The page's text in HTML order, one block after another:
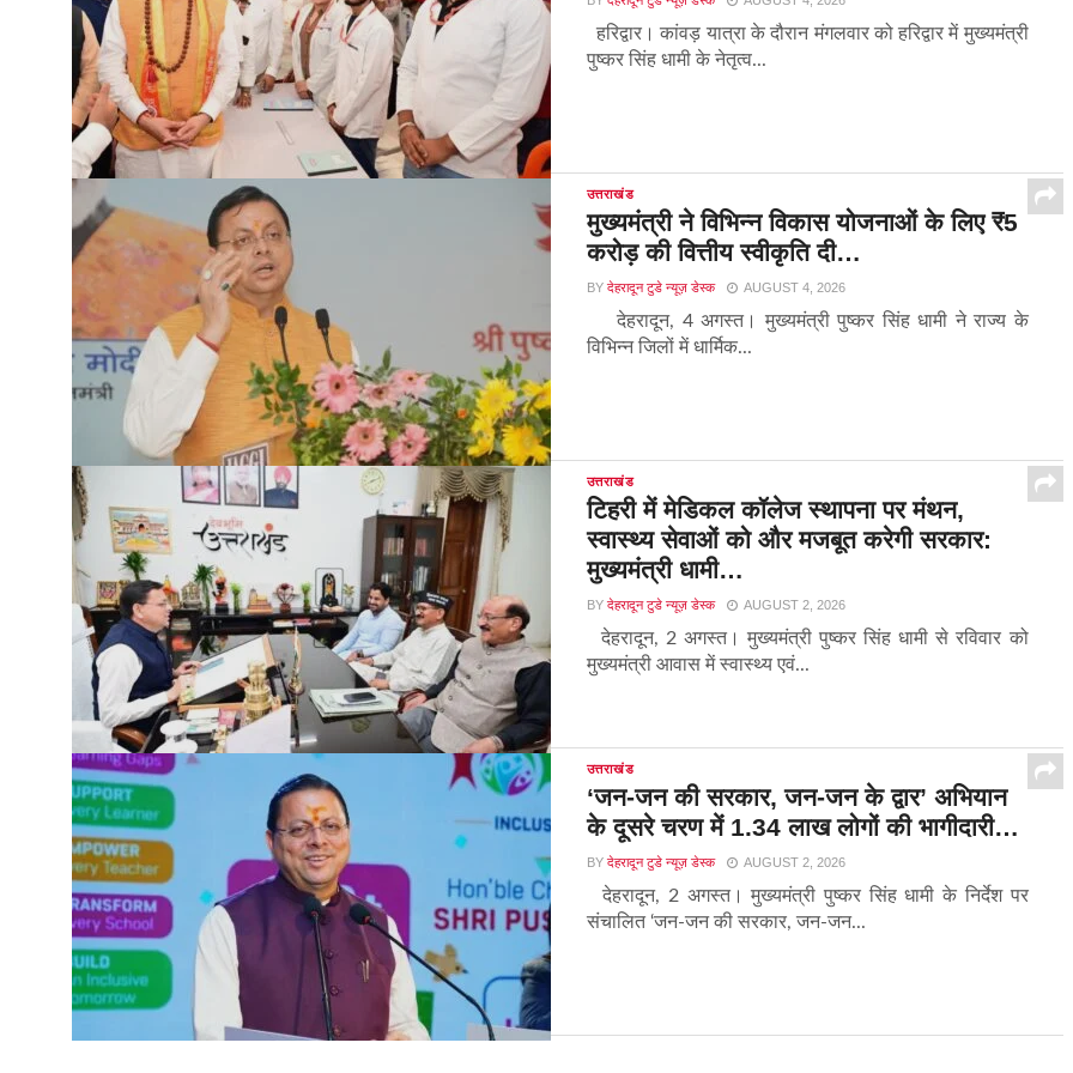
हरिद्वार। कांवड़ यात्रा के दौरान मंगलवार को हरिद्वार में मुख्यमंत्री
पुष्कर सिंह धामी के नेतृत्व...
उत्तराखंड
मुख्यमंत्री ने विभिन्न विकास योजनाओं के लिए ₹5
करोड़ की वित्तीय स्वीकृति दी…
BY देहरादून टुडे न्यूज़ डेस्क AUGUST 4, 2026
देहरादून, 4 अगस्त। मुख्यमंत्री पुष्कर सिंह धामी ने राज्य के
विभिन्न जिलों में धार्मिक...
उत्तराखंड
टिहरी में मेडिकल कॉलेज स्थापना पर मंथन,
स्वास्थ्य सेवाओं को और मजबूत करेगी सरकार:
मुख्यमंत्री धामी…
BY देहरादून टुडे न्यूज़ डेस्क AUGUST 2, 2026
देहरादून, 2 अगस्त। मुख्यमंत्री पुष्कर सिंह धामी से रविवार को
मुख्यमंत्री आवास में स्वास्थ्य एवं...
उत्तराखंड
‘जन-जन की सरकार, जन-जन के द्वार’ अभियान
के दूसरे चरण में 1.34 लाख लोगों की भागीदारी…
BY देहरादून टुडे न्यूज़ डेस्क AUGUST 2, 2026
देहरादून, 2 अगस्त। मुख्यमंत्री पुष्कर सिंह धामी के निर्देश पर
संचालित ‘जन-जन की सरकार, जन-जन...